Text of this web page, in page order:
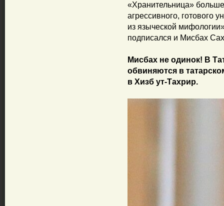
«Хранительница» больше
агрессивного, готового
из языческой
подписался и Мисбах
Мисбах не одинок! В
обвиняются в
в Хизб ут-Тахрир.